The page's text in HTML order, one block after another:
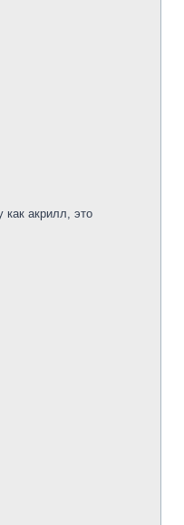
как акрилл, это